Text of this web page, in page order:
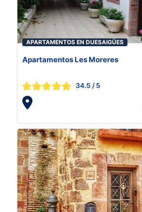
APARTAMENTOS EN DUESAIGÜES
Apartamentos Les Moreres
34.5 / 5